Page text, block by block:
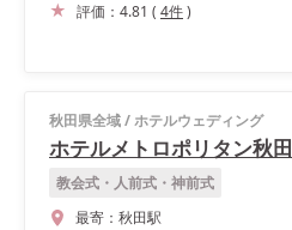
評価： 4.81 ( 4件)
秋田県全域/ホテルウェディング
ホテルメトロポリタン秋田
教会式・人前式・神前式
最寄： 秋田駅